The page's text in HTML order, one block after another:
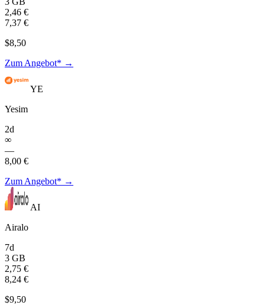
2,46 €
7,37 €
$8,50
Zum Angebot* →
YE
Yesim
2d
∞
—
8,00 €
Zum Angebot* →
AI
Airalo
7d
3 GB
2,75 €
8,24 €
$9,50